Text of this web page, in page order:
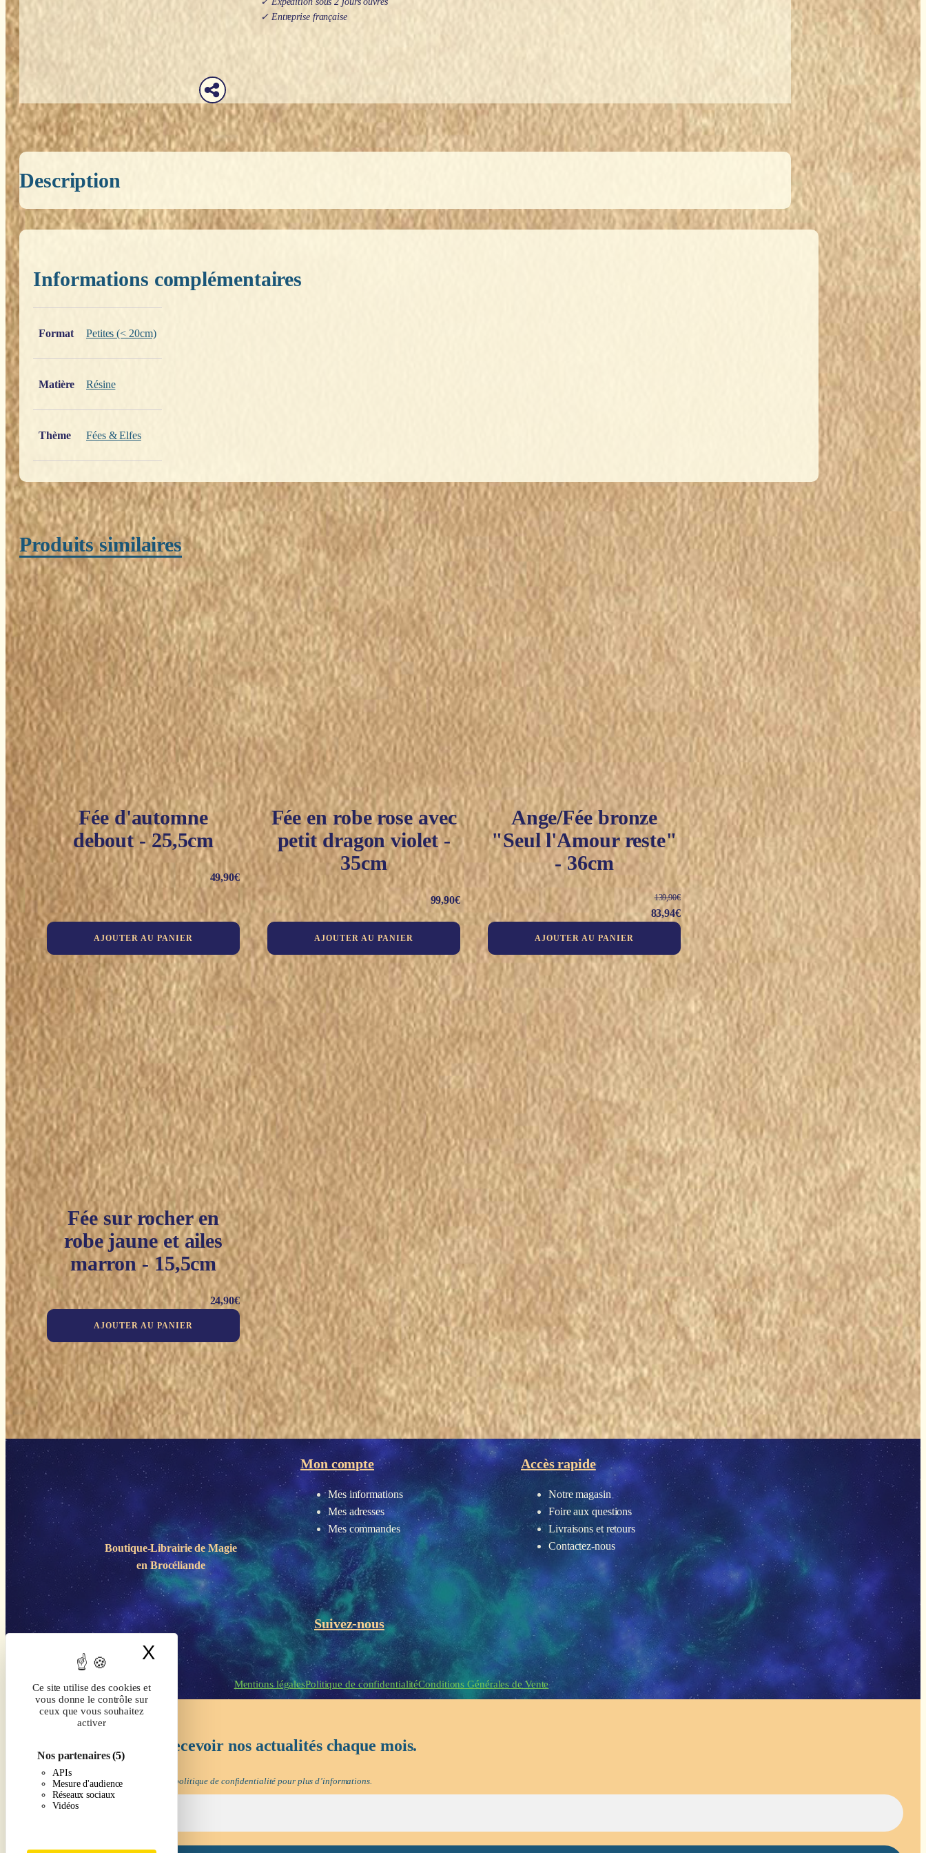
Ce site utilise des cookies et
vous donne le contrôle sur
ceux que vous souhaitez
activer
Nos partenaires(5)
APIs
Mesure d'audience
Réseaux sociaux
Vidéos
X Masquer le bandeau des cookies
✓ Entreprise française
Description
Informations complémentaires
Format
Petites (< 20cm)
Matière Résine
Thème Fées & Elfes
Produits similaires
Fée d'automne
debout - 25,5cm
49,90€
AJOUTER AU PANIER
Fée en robe rose avec
petit dragon violet -
35cm
99,90€
AJOUTER AU PANIER
Ange/Fée bronze
"Seul l'Amour reste"
- 36cm
139,90€
Le
était :
83,94€Le
prix
actuel
est :
83,94€.
AJOUTER AU PANIER
Fée sur rocher en
robe jaune et ailes
marron - 15,5cm
24,90€
AJOUTER AU PANIER
Boutique-Librairie deMagie
en Brocéliande
Mon compte
Mes informations
Mes adresses
Mes commandes
Accès rapide
Notre magasin
Foire aux questions
Livraisons et retours
Contactez-nous
Suivez-nous
Mentions légalesPolitique de confidentialitéConditions Générales de Vente
Inscrivez-vous pour recevoir nos actualités chaque mois.
Nous ne spammons pas ! Consultez notre politique de confidentialité pour plus d’informations.